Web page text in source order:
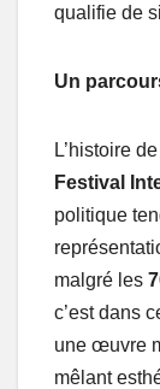
qualifie de
Un
L’histoire de
Festival
politique
malgré les
c’est dans
une œuvre
mêlant